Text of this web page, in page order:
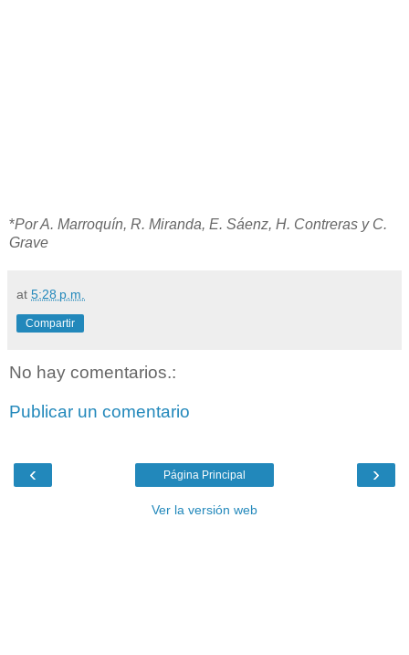
*Por A. Marroquín, R. Miranda, E. Sáenz, H. Contreras y C.
Grave
at 5:28 p.m.
Compartir
No hay comentarios.:
Publicar un comentario
‹ ›
Página Principal
Ver la versión web